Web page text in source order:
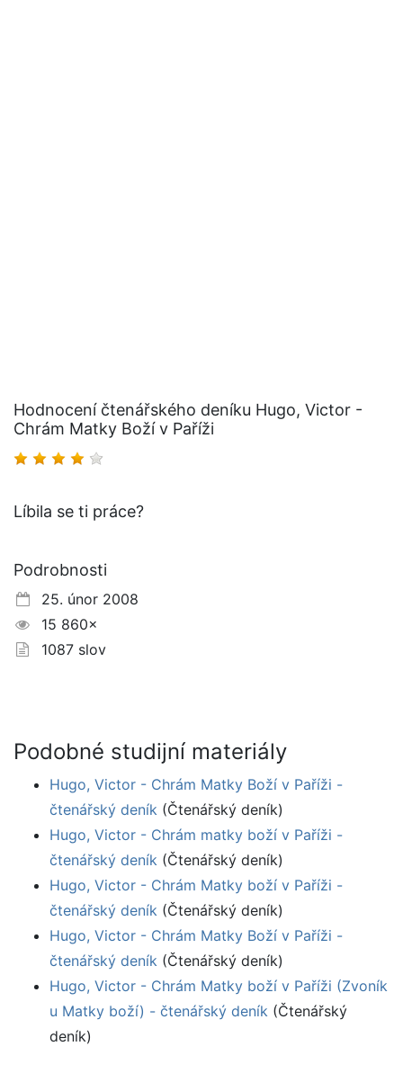
Hodnocení čtenářského deníku Hugo, Victor -
Chrám Matky Boží v Paříži
Líbila se ti práce?
Podrobnosti
25. únor 2008
15 860×
1087 slov
Podobné studijní materiály
Hugo, Victor - Chrám Matky Boží v Paříži -
čtenářský deník (Čtenářský deník)
Hugo, Victor - Chrám matky boží v Paříži -
čtenářský deník (Čtenářský deník)
Hugo, Victor - Chrám Matky boží v Paříži -
čtenářský deník (Čtenářský deník)
Hugo, Victor - Chrám Matky Boží v Paříži -
čtenářský deník (Čtenářský deník)
Hugo, Victor - Chrám Matky boží v Paříži (Zvoník
u Matky boží) - čtenářský deník (Čtenářský
deník)